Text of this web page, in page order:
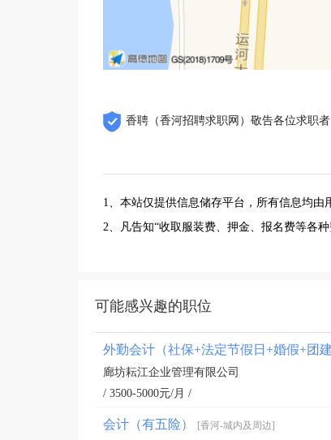
香聘（香河招聘求职网）敬告各位求职
1、本站仅提供信息储存平台，所有信息均由
2、凡告知“收取服装费、押金、报名费等各
可能感兴趣的职位
外勤会计（社保+法定节假日+婚假+团
廊坊耘江企业管理有限公司
/ 3500-5000元/月 /
会计（有五险） [香河-城内及周边]